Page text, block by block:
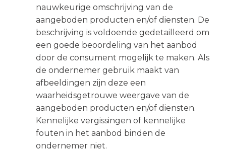
nauwkeurige omschrijving van de
aangeboden producten en/of diensten. De
beschrijving is voldoende gedetailleerd om
een goede beoordeling van het aanbod
door de consument mogelijk te maken. Als
de ondernemer gebruik maakt van
afbeeldingen zijn deze een
waarheidsgetrouwe weergave van de
aangeboden producten en/of diensten.
Kennelijke vergissingen of kennelijke
fouten in het aanbod binden de
ondernemer niet.